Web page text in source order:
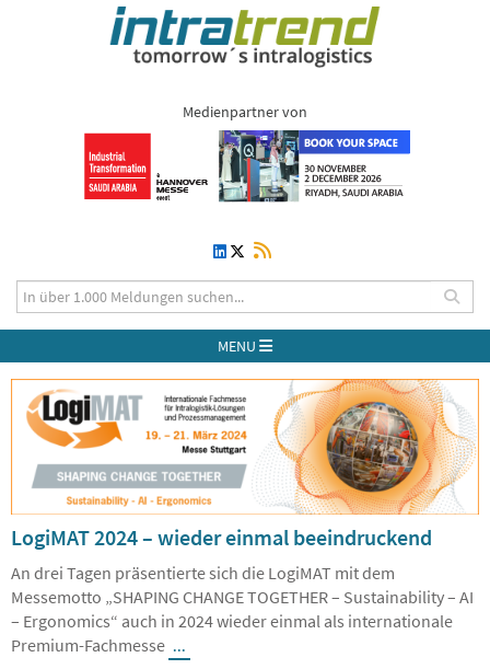
Medienpartner von
MENU
LogiMAT 2024 – wieder einmal beeindruckend
An drei Tagen präsentierte sich die LogiMAT mit dem
Messemotto „SHAPING CHANGE TOGETHER – Sustainability – AI
– Ergonomics“ auch in 2024 wieder einmal als internationale
Premium-Fachmesse ...